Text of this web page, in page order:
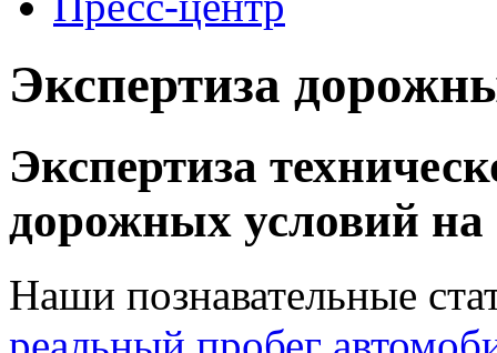
Экспертиза
Экспертиза
дорожных условий
Наши познавательные